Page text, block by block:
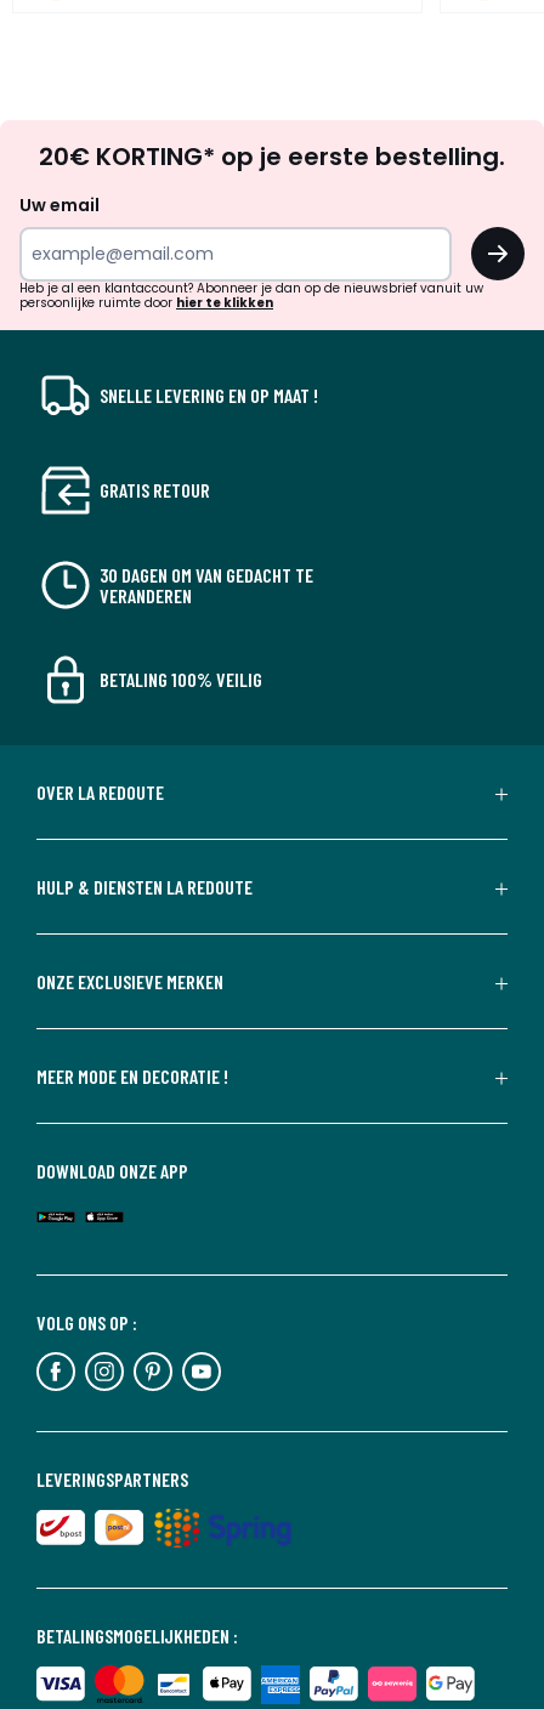
zoek
inspiratie
verrassingen?
20€ KORTING* op je eerste bestelling.
Uw email
OK
Heb je al een klantaccount? Abonneer je dan op de nieuwsbrief vanuit uw
persoonlijke ruimte door hier te klikken
SNELLE LEVERING EN OP MAAT !
GRATIS RETOUR
30 DAGEN OM VAN GEDACHT TE
VERANDEREN
BETALING 100% VEILIG
OVER LA REDOUTE
HULP & DIENSTEN LA REDOUTE
ONZE EXCLUSIEVE MERKEN
MEER MODE EN DECORATIE !
BETALINGSMOGELIJKHEDEN :
LEVERINGSPARTNERS
VOLG ONS OP :
DOWNLOAD ONZE APP